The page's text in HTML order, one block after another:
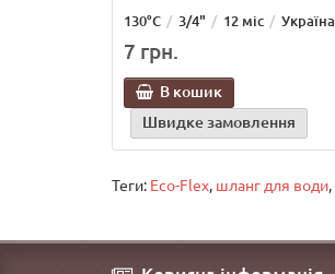
130°C 3/4" 12 міс Україна
7 грн.
В кошик
Швидке замовлення
Теги: Eco-Flex, шланг для води,